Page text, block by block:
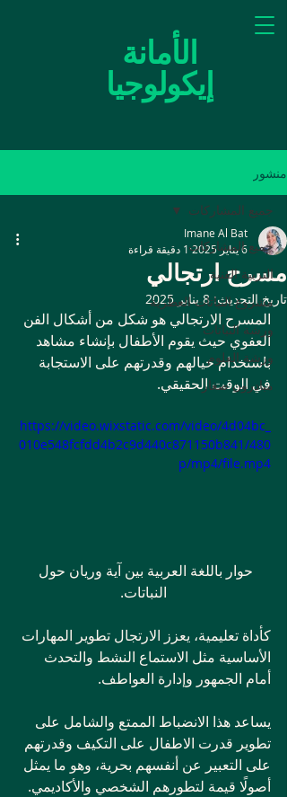
الأمانة
إيكولوجيا
منشور
جميع المشاركات
التربية الفنية
مشروع النباتات العطرية
ورشة النباتات
ورشة العلوم
مبادرون صغار
جميع المشاركات
مسرح ارتجالي
Imane Al Bat
6 يناير 2025
1 دقيقة قراءة
تاريخ التحديث:8 يناير 2025
المسرح الارتجالي هو شكل من أشكال الفن
العفوي حيث يقوم الأطفال بإنشاء مشاهد
باستخدام خيالهم وقدرتهم على الاستجابة
في الوقت الحقيقي.
https://video.wixstatic.com/video/4d04bc_
010e548fcfdd4b2c9d440c871150b841/480
p/mp4/file.mp4
حوار باللغة العربية بين آية وريان حول
النباتات.
كأداة تعليمية، يعزز الارتجال تطوير المهارات
الأساسية مثل الاستماع النشط والتحدث
أمام الجمهور وإدارة العواطف.
يساعد هذا الانضباط الممتع والشامل على
تطوير قدرت الاطفال على التكيف وقدرتهم
على التعبير عن أنفسهم بحرية، وهو ما يمثل
أصولًا قيمة لتطورهم الشخصي والأكاديمي.